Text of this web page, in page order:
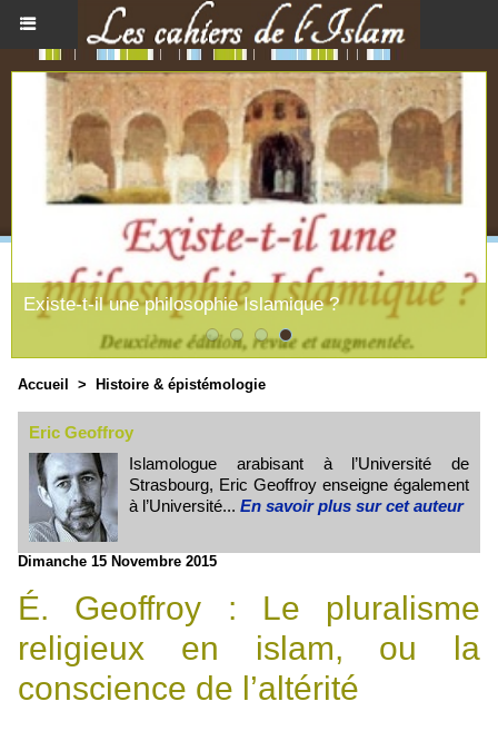
Existe-t-il une philosophie Islamique ?
Accueil > Histoire & épistémologie
Eric Geoffroy
Islamologue arabisant à l’Université de
Strasbourg, Eric Geoffroy enseigne également
à l’Université... En savoir plus sur cet auteur
Dimanche 15 Novembre 2015
É. Geoffroy : Le pluralisme
religieux en islam, ou la
conscience de l’altérité